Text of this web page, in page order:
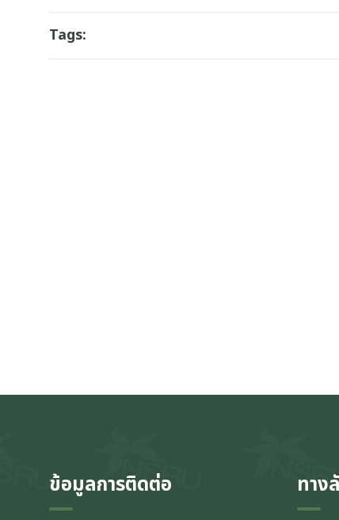
Tags:
ข้อมูลการติดต่อ ทาง